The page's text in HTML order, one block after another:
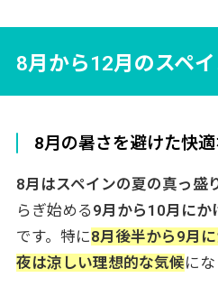
1日目：成田発→バ
2日目：バルセロナ
4日目：マドリード
ラナダ観光
6日目：グラナダ
殿）
8月から12月のスペ
8月の暑さを避けた快
8月はスペインの夏の真っ盛
らぎ始める9月から10月にか
です。特に8月後半から9月
夜は涼しい理想的な気候にな